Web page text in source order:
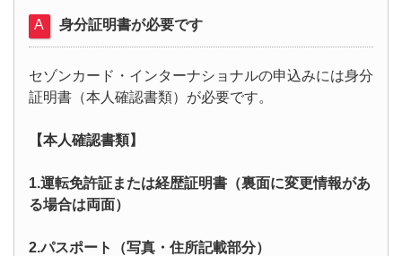
身分証明書が必要です
セゾンカード・インターナショナルの申込みには身分
証明書（本人確認書類）が必要です。
【本人確認書類】
1.運転免許証または経歴証明書（裏面に変更情報があ
る場合は両面）
2.パスポート（写真・住所記載部分）